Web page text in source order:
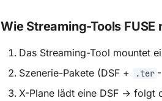
Wie Streaming-Tools FUSE
Das Streaming-Tool mountet
Szenerie-Pakete (DSF +
.ter
X-Plane lädt eine DSF → folgt